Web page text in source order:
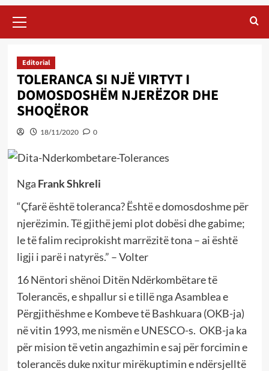
Menu
Editorial
TOLERANCA SI NJË VIRTYT I
DOMOSDOSHËM NJERËZOR DHE
SHOQËROR
18/11/2020 0
Nga Frank Shkreli
“Çfarë është toleranca? Është e domosdoshme për
njerëzimin. Të gjithë jemi plot dobësi dhe gabime;
le të falim reciprokisht marrëzitë tona – ai është
ligji i parë i natyrës.” – Volter
16 Nëntori shënoi Ditën Ndërkombëtare të
Tolerancës, e shpallur si e tillë nga Asamblea e
Përgjithëshme e Kombeve të Bashkuara (OKB-ja)
në vitin 1993, me nismën e UNESCO-s. OKB-ja ka
për mision të vetin angazhimin e saj për forcimin e
tolerancës duke nxitur mirëkuptimin e ndërsjelltë